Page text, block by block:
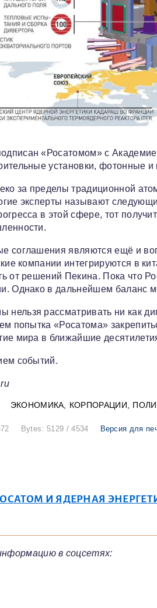
«Росатомом» с
установки, фотонные и
за пределы традиционной
эксперты называют
в этой сфере, тот
соглашения являются ещё и
компании интегрируются в
от решений Пекина. Пока что
Однако в дальнейшем баланс
рассматривать ни как
попытка «Росатома»
мира в ближайшие
событий.
ЭКОНОМИКА КОРПОРАЦИИ
Bytes: 5129 / 4534 Версия для
И ЯДЕРНАЯ
в соцсетях: